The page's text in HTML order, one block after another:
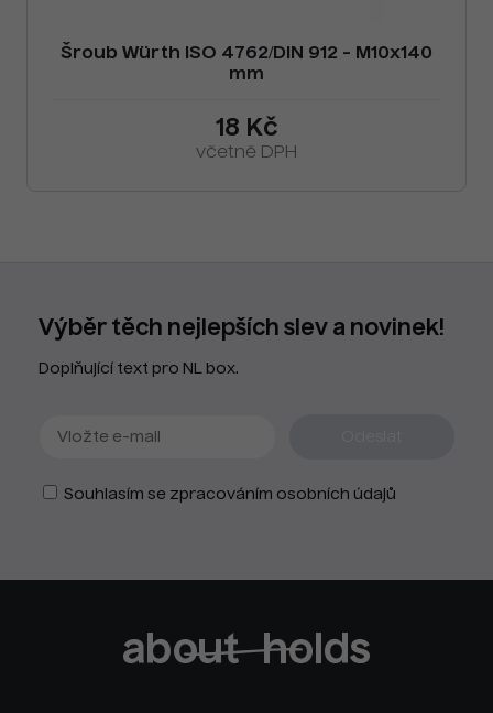
Šroub Würth ISO 4762/DIN 912 - M10x140
mm
18 Kč
včetně DPH
Výběr těch nejlepších slev a novinek!
Doplňující text pro NL box.
Souhlasím se zpracováním osobních údajů